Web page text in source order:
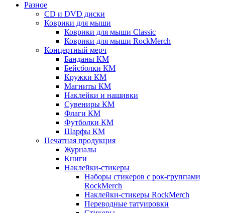
Разное
CD и DVD диски
Коврики для мыши
Коврики для мыши Classic
Коврики для мыши RockMerch
Концертный мерч
Банданы КМ
Бейсболки КМ
Кружки КМ
Магниты КМ
Наклейки и нашивки
Сувениры КМ
Флаги КМ
Футболки КМ
Шарфы КМ
Печатная продукция
Журналы
Книги
Наклейки-стикеры
Наборы стикеров с рок-группами
RockMerch
Наклейки-стикеры RockMerch
Переводные татуировки